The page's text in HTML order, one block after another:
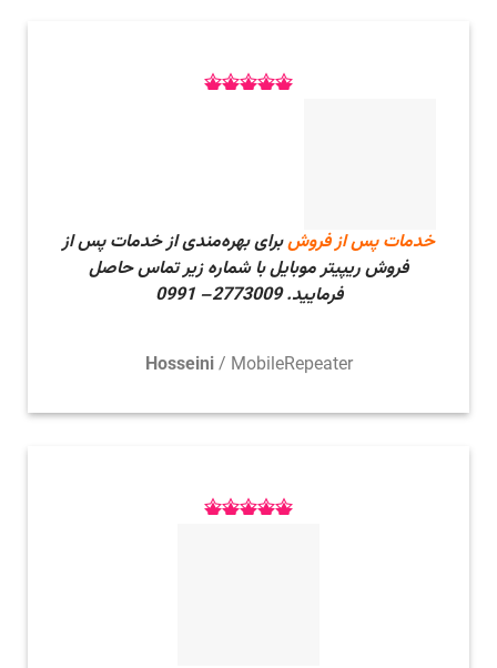
خدمات پس از فروشبرای بهره‌مندی از خدمات پس از
فروش ریپیتر موبایل با شماره زیر تماس حاصل
فرمایید. 2773009– 0991
Hosseini/ MobileRepeater